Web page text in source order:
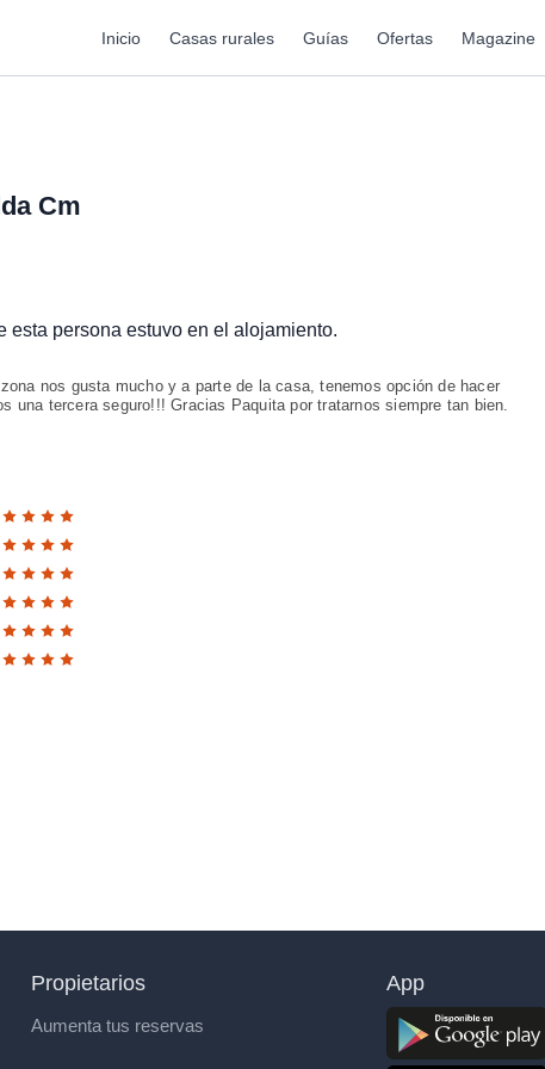
Inicio Casas rurales Guías Ofertas Magazine
Cm
esta persona estuvo en el alojamiento.
nos gusta mucho y a parte de la casa, tenemos opción de hacer
una tercera seguro!!! Gracias Paquita por tratarnos siempre tan bien.
Propietarios
Aumenta tus reservas
App